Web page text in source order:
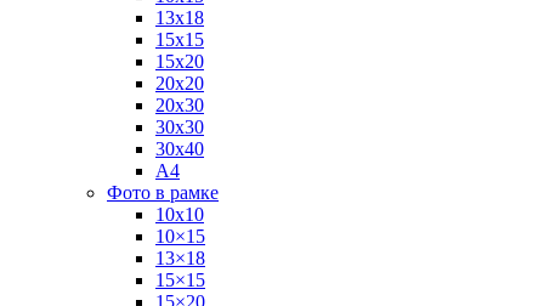
13х18
15х15
15х20
20х20
20х30
30х30
30х40
А4
Фото в рамке
10х10
10×15
13×18
15×15
15×20